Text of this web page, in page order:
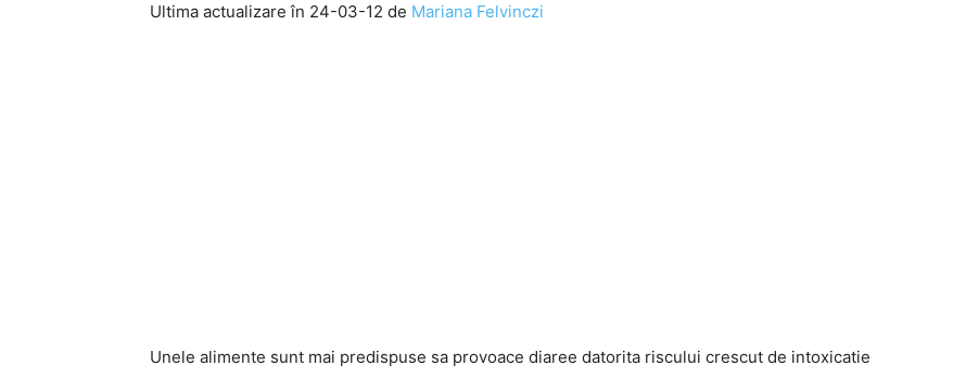
Ultima actualizare în 24-03-12 de Mariana Felvinczi
Unele alimente sunt mai predispuse sa provoace diaree datorita riscului crescut de intoxicatie